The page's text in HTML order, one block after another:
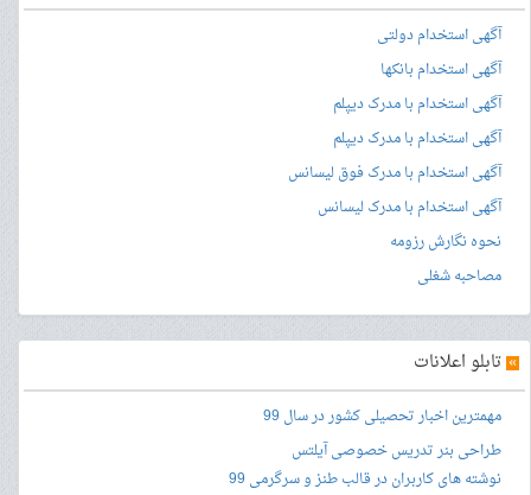
آگهی استخدام دولتی
آگهی استخدام بانکها
آگهی استخدام با مدرک دیپلم
آگهی استخدام با مدرک دیپلم
آگهی استخدام با مدرک فوق لیسانس
آگهی استخدام با مدرک لیسانس
نحوه نگارش رزومه
مصاحبه شغلی
» تابلو اعلانات
مهمترین اخبار تحصیلی کشور در سال 99
طراحی بنرتدریس خصوصی آیلتس
نوشته های کاربران در قالب طنز و سرگرمی 99